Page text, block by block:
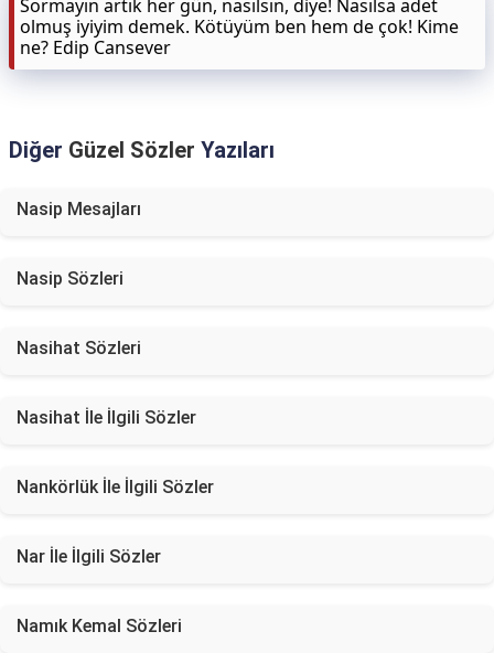
Sormayın artık her gün, nasılsın, diye! Nasılsa adet
olmuş iyiyim demek. Kötüyüm ben hem de çok! Kime
ne? Edip Cansever
Diğer Güzel Sözler Yazıları
Nasip Mesajları
Nasip Sözleri
Nasihat Sözleri
Nasihat İle İlgili Sözler
Nankörlük İle İlgili Sözler
Nar İle İlgili Sözler
Namık Kemal Sözleri